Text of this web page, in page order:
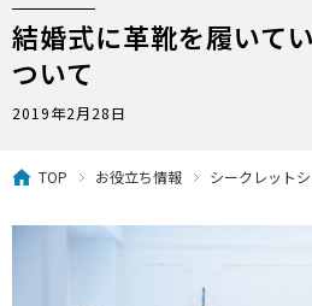
結婚式に革靴を履いて
ついて
2019年2月28日
TOP お役立ち情報 シークレット